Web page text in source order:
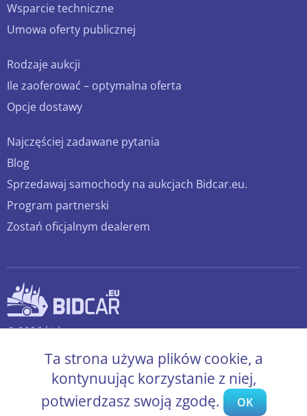
Wsparcie techniczne
Umowa oferty publicznej
Rodzaje aukcji
Ile zaoferować – optymalna oferta
Opcje dostawy
Najczęściej zadawane pytania
Blog
Sprzedawaj samochody na aukcjach Bidcar.eu.
Program partnerski
Zostań oficjalnym dealerem
© 2026 bidcar.eu
Ta strona używa plików cookie, a
kontynuując korzystanie z niej,
potwierdzasz swoją zgodę.
OK